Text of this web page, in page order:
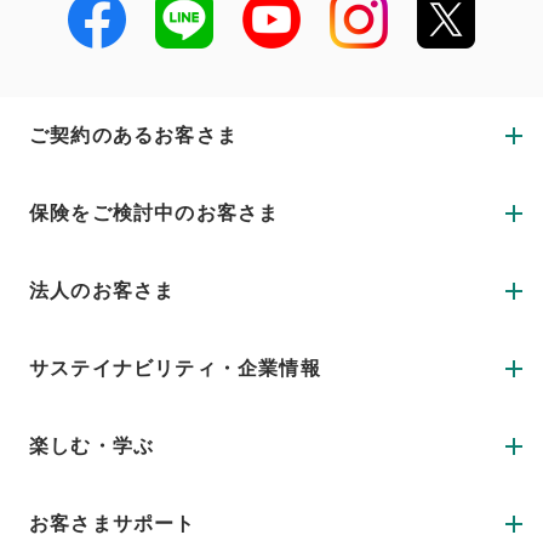
ご契約のあるお客さま
保険をご検討中のお客さま
法人のお客さま
サステイナビリティ・企業情報
楽しむ・学ぶ
お客さまサポート